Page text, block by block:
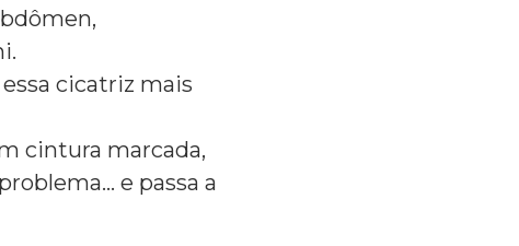
cicatriz mais
cintura marcada,
e passa a